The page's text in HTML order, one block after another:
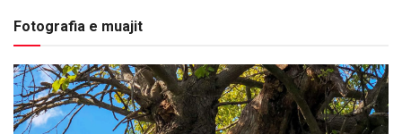
Fotografia e muajit